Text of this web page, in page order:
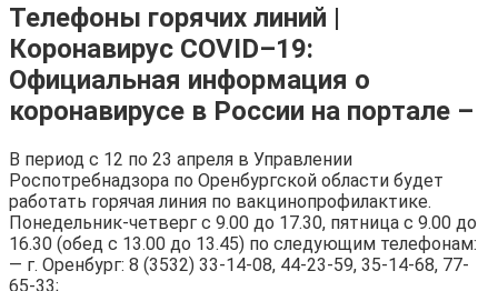
Телефоны горячих линий |
Коронавирус COVID–19:
Официальная информация о
коронавирусе в России на портале –
В период с 12 по 23 апреля в Управлении
Роспотребнадзора по Оренбургской области будет
работать горячая линия по вакцинопрофилактике.
Понедельник-четверг с 9.00 до 17.30, пятница с 9.00 до
16.30 (обед с 13.00 до 13.45) по следующим телефонам:
— г. Оренбург: 8 (3532) 33-14-08, 44-23-59, 35-14-68, 77-
65-33;